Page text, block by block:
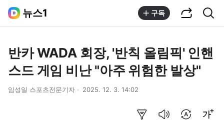
뉴스1 구독
반카 WADA 회장, '반칙 올림픽' 인핸
스드 게임 비난 "아주 위험한 발상"
임성일 스포츠전문기자 2025. 12. 3. 14:02